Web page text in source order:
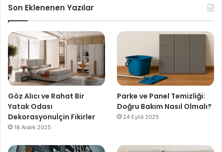
Son Eklenenen Yazılar
Göz Alıcı ve Rahat Bir
Yatak Odası
Dekorasyonuİçin Fikirler
18 Aralık 2025
Parke ve Panel Temizliği:
Doğru Bakım Nasıl Olmalı?
24 Eylül 2025